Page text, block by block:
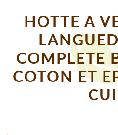
HOTTE A
COMPLETE
COTON ET